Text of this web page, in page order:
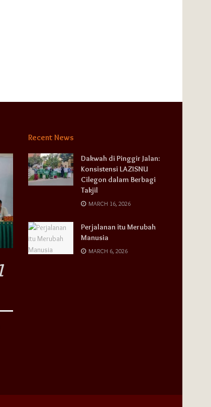
Recent News
Dakwah di Pinggir Jalan:
Konsistensi LAZISNU
Cilegon dalam Berbagi
Takjil
MARCH 16, 2026
Perjalanan itu Merubah
Manusia
MARCH 6, 2026